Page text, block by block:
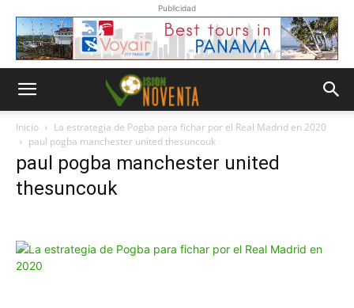
Publicidad
Inicio
La estrategia de Pogba para fichar por el Real Madrid en 2020
paul pogba manchester united thesuncouk
paul pogba manchester united
thesuncouk
Whatsapp